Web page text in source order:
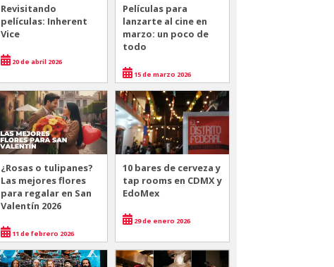
Revisitando
películas: Inherent
Vice
20 de abril 2026
Películas para
lanzarte al cine en
marzo: un poco de
todo
15 de marzo 2026
¿Rosas o tulipanes?
Las mejores flores
para regalar en San
Valentín 2026
11 de febrero 2026
10 bares de cerveza y
tap rooms en CDMX y
EdoMex
29 de enero 2026